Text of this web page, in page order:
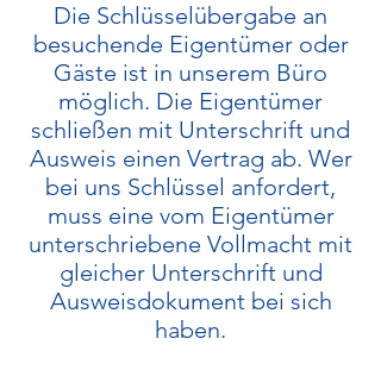
Die Schlüsselübergabe an
besuchende Eigentümer oder
Gäste ist in unserem Büro
möglich. Die Eigentümer
schließen mit Unterschrift und
Ausweis einen Vertrag ab. Wer
bei uns Schlüssel anfordert,
muss eine vom Eigentümer
unterschriebene Vollmacht mit
gleicher Unterschrift und
Ausweisdokument bei sich
haben.